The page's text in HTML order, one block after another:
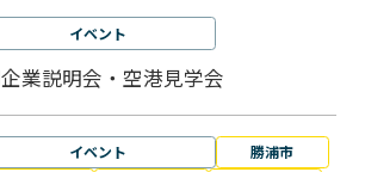
イベント
業説明会・空港見学会
イベント
勝浦市